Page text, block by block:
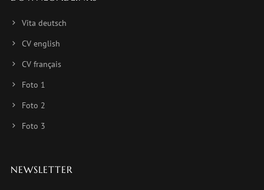
Vita deutsch
CV english
CV français
Foto 1
Foto 2
Foto 3
NEWSLETTER